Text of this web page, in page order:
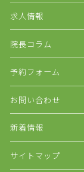
求人情報
院長コラム
予約フォーム
お問い合わせ
新着情報
サイトマップ